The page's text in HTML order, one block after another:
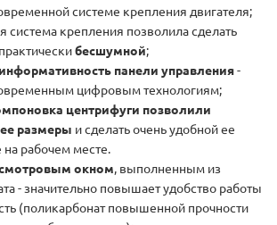
системе крепления двигателя;
система крепления позволила сделать
бесшумной;
панели управления-
цифровым технологиям;
центрифуги позволили
размеры и сделать очень удобной ее
рабочем месте.
окном, выполненным из
- значительно повышает удобство работы
(поликарбонат повышенной прочности